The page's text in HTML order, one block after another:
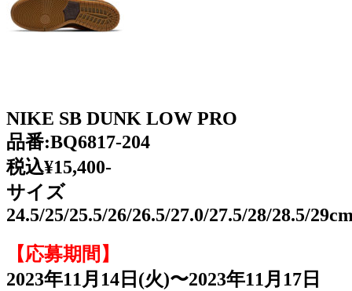
NIKE SB DUNK LOW PRO
品番:BQ6817-204
税込¥15,400-
サイズ
24.5/25/25.5/26/26.5/27.0/27.5/28/28.5/
【応募期間】
2023年11月14日(火)〜2023年11月17日